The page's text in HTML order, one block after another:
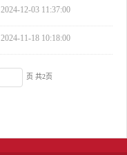
2024-12-03 11:37:00
2024-11-18 10:18:00
页 共2页